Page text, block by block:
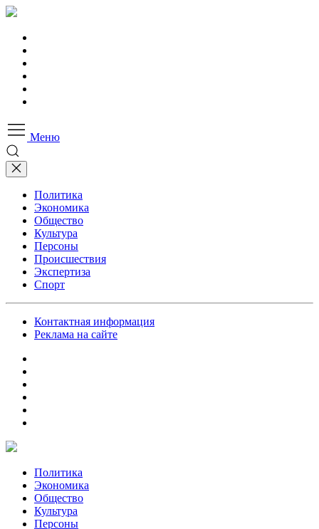
Меню
Политика
Экономика
Общество
Культура
Персоны
Происшествия
Экспертиза
Спорт
Контактная информация
Реклама на сайте
Политика
Экономика
Общество
Культура
Персоны